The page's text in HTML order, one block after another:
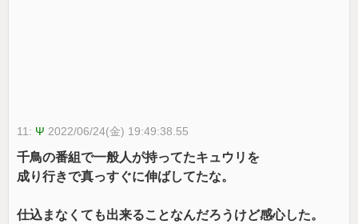
11: Ψ 2022/06/24(金) 19:49:38.55
千鳥の番組で一般人が持ってたキュウリを
成り行きで真っすぐに伸ばしてたな。
仕込まなくても出来ることなんだろうけど感心した。